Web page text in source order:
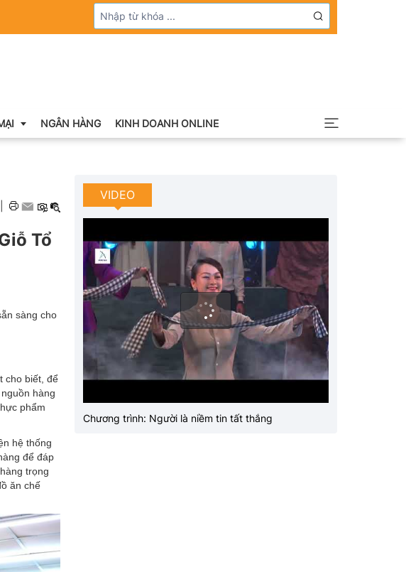
NGÂN HÀNG KINH DOANH ONLINE
Tổ
sàng cho
cho biết, để
hàng
phẩm
hệ thống
để đáp
trọng
ăn chế
VIDEO
Chương trình: Người là niềm tin tất thắng